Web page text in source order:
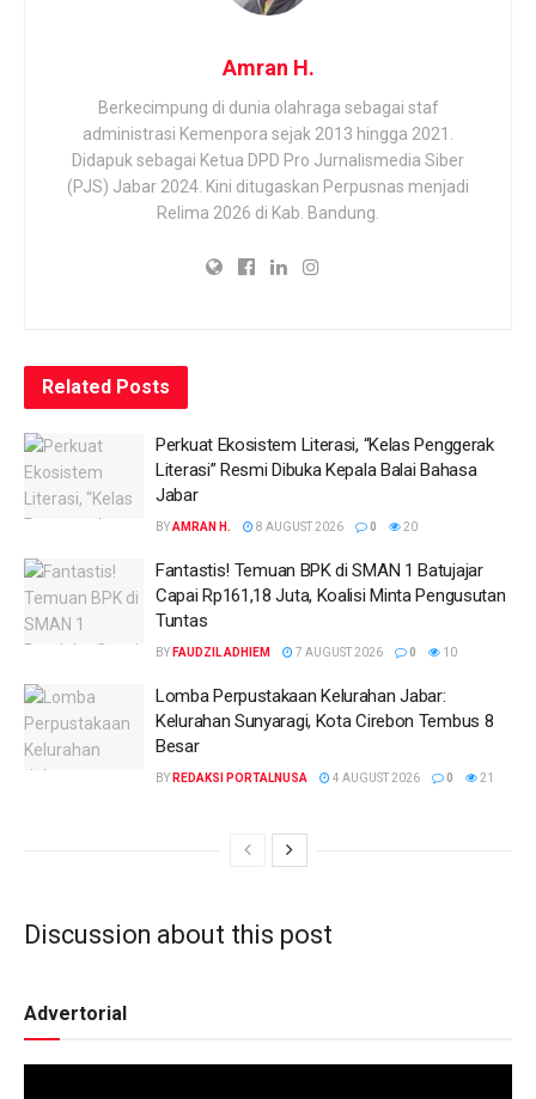
Amran H.
Berkecimpung di dunia olahraga sebagai staf
administrasi Kemenpora sejak 2013 hingga 2021.
Didapuk sebagai Ketua DPD Pro Jurnalismedia Siber
(PJS) Jabar 2024. Kini ditugaskan Perpusnas menjadi
Relima 2026 di Kab. Bandung.
Related Posts
Perkuat Ekosistem Literasi, “Kelas Penggerak
Literasi” Resmi Dibuka Kepala Balai Bahasa
Jabar
BYAMRAN H. 8 AUGUST 2026 0 20
Fantastis! Temuan BPK di SMAN 1 Batujajar
Capai Rp161,18 Juta, Koalisi Minta Pengusutan
Tuntas
BY FAUDZIL ADHIEM 7 AUGUST 2026 0 10
Lomba Perpustakaan Kelurahan Jabar:
Kelurahan Sunyaragi, Kota Cirebon Tembus 8
Besar
BY REDAKSI PORTALNUSA 4 AUGUST 2026 0 21
Discussion about this post
Advertorial